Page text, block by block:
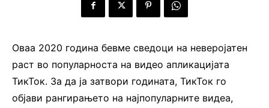
Оваа 2020 година бевме сведоци на неверојатен
раст во популарноста на видео апликацијата
ТикТок. За да ја затвори годината, ТикТок го
објави рангирањето на најпопуларните видеа,